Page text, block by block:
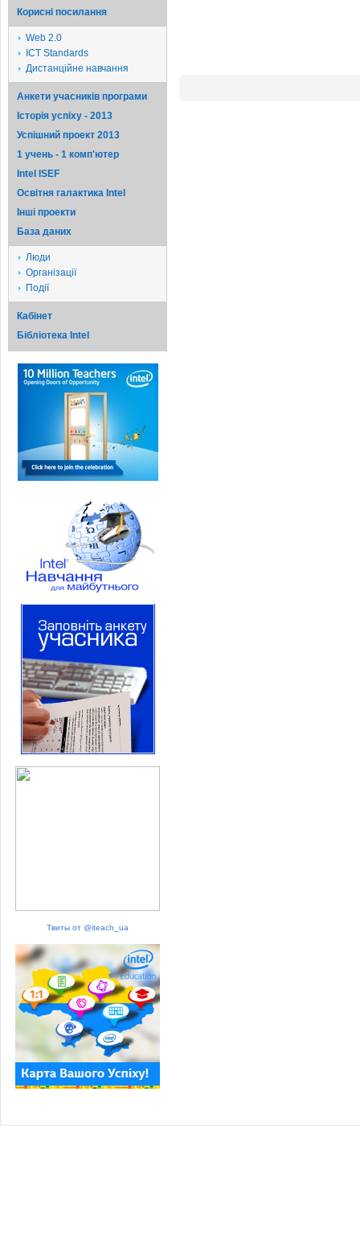
Корисні посилання
Web 2.0
ICT Standards
Дистанційне навчання
Анкети учасників програми
Історія успіху - 2013
Успішний проект 2013
1 учень - 1 комп'ютер
Intel ISEF
Освітня галактика Intel
Iншi проекти
База даних
Люди
Організації
Події
Кабінет
Бібліотека Intel
Твиты от @iteach_ua